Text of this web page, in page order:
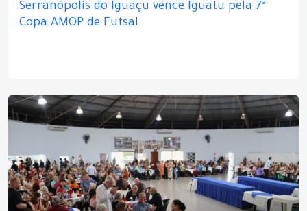
Serranópolis do Iguaçu vence Iguatu pela 7ª
Copa AMOP de Futsal